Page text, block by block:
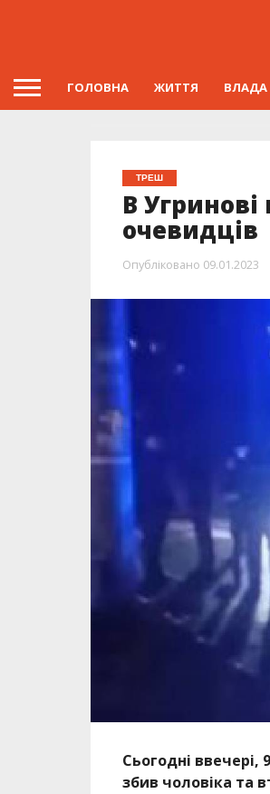
ГОЛОВНА ЖИТТЯ ВЛАДА
ТРЕШ
В
очевидців
Опубліковано 09.01.2023
Сьогодні ввечері,
збив чоловіка та